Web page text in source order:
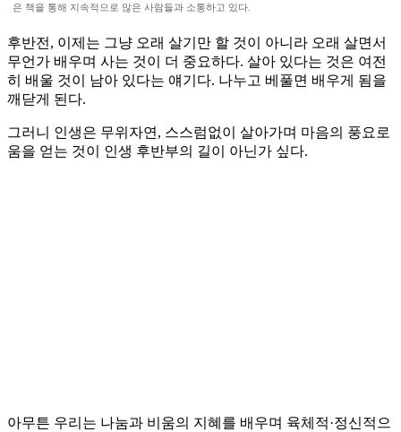
은 책을 통해 지속적으로 많은 사람들과 소통하고 있다.
후반전, 이제는 그냥 오래 살기만 할 것이 아니라 오래 살면서
무언가 배우며 사는 것이 더 중요하다. 살아 있다는 것은 여전
히 배울 것이 남아 있다는 얘기다. 나누고 베풀면 배우게 됨을
깨닫게 된다.
그러니 인생은 무위자연, 스스럼없이 살아가며 마음의 풍요로
움을 얻는 것이 인생 후반부의 길이 아닌가 싶다.
아무튼 우리는 나눔과 비움의 지혜를 배우며 육체적·정신적으